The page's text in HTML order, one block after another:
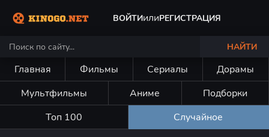
ВОЙТИилиРЕГИСТРАЦИЯ
НАЙТИ
Главная Фильмы Сериалы
Дорамы
Мультфильмы
Аниме
Подборки
Топ 100
Случайное